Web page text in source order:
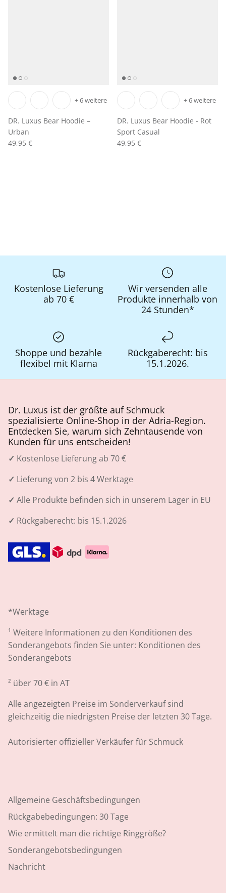
DR. Luxus Bear Hoodie –
Urban
49,95 €
+ 6 weitere
DR. Luxus Bear Hoodie - Rot
Sport Casual
49,95 €
+ 6 weitere
Kostenlose Lieferung
ab 70 €
Wir versenden alle
Produkte innerhalb von
24 Stunden*
Shoppe und bezahle
flexibel mit Klarna
Rückgaberecht: bis
15.1.2026.
Dr. Luxus ist der größte auf Schmuck
spezialisierte Online-Shop in der Adria-Region.
Entdecken Sie, warum sich Zehntausende von
Kunden für uns entscheiden!
✓ Kostenlose Lieferung ab 70 €
✓ Lieferung von 2 bis 4 Werktage
✓ Alle Produkte befinden sich in unserem Lager in EU
✓ Rückgaberecht: bis 15.1.2026
*Werktage
¹ Weitere Informationen zu den Konditionen des
Sonderangebots finden Sie unter: Konditionen des
Sonderangebots
² über 70 € in AT
Alle angezeigten Preise im Sonderverkauf sind
gleichzeitig die niedrigsten Preise der letzten 30 Tage.
Autorisierter offizieller Verkäufer für Schmuck
Allgemeine Geschäftsbedingungen
Rückgabebedingungen: 30 Tage
Wie ermittelt man die richtige Ringgröße?
Sonderangebotsbedingungen
Nachricht